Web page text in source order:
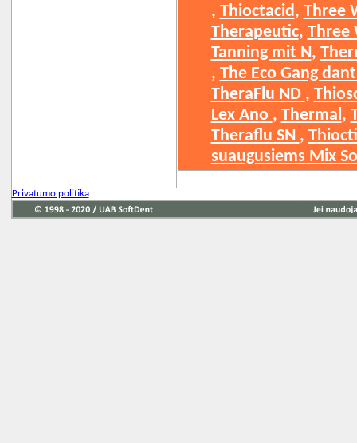
, ​ Thioctacid, ​ Three
Therapeutic, ​ Three
Tanning mit N, ​
, ​ The Eco Gang
TheraFlu ND , ​
Lex Ano , ​ Thermal , ​
Theraflu SN , ​
suaugusiems Mix
Privatumo politika